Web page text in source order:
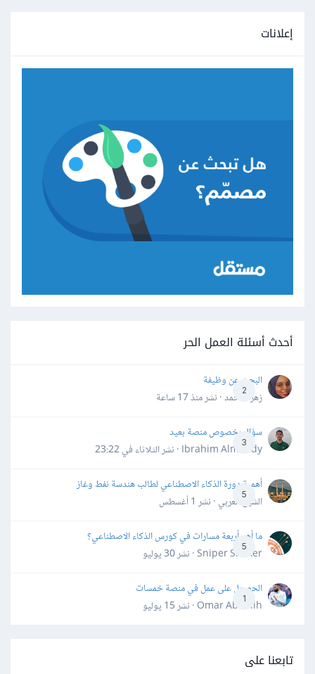
إعلانات
أحدث أسئلة العمل الحر
2
البحث عن وظيفة
زهرة محمد · نشرمنذ 17 ساعة
3
سؤال بخصوص منصة بعيد
Ibrahim Almahdy · نشر
الثلاثاء في 23:22
5
أهمية دورة الذكاء الاصطناعي لطالب هندسة نفط وغاز
الشيخ العربي · نشر 1 أغسطس
5
ما أهم أربعة مسارات في كورس الذكاء الاصطناعي؟
Sniper Shaker · نشر
30 يوليو
1
الحصول على عمل في منصة خمسات
Omar Abdallh · نشر
15 يوليو
تابعنا على